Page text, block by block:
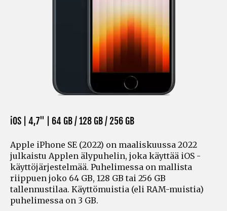
iOS | 4,7" | 64 GB / 128 GB / 256 GB
Apple iPhone SE (2022) on maaliskuussa 2022
julkaistu Applen älypuhelin, joka käyttää iOS -
käyttöjärjestelmää. Puhelimessa on mallista
riippuen joko 64 GB, 128 GB tai 256 GB
tallennustilaa. Käyttömuistia (eli RAM-muistia)
puhelimessa on 3 GB.